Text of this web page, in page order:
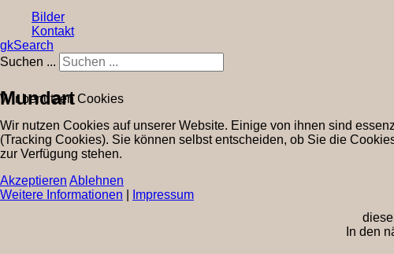
Bilder
Kontakt
gkSearch
Suchen ...
Mundart
In den
Wir benutzen Cookies
Wir nutzen Cookies auf unserer Website. Einige von ihnen sind
(Tracking Cookies). Sie können selbst entscheiden, ob Sie die
zur Verfügung stehen.
Akzeptieren Ablehnen
Weitere Informationen
Impressum